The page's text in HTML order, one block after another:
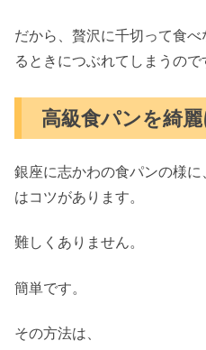
だから、贅沢に千切って食
るときにつぶれてしまうので
高級食パンを綺
銀座に志かわの食パンの様
はコツがあります。
難しくありません。
簡単です。
その方法は、